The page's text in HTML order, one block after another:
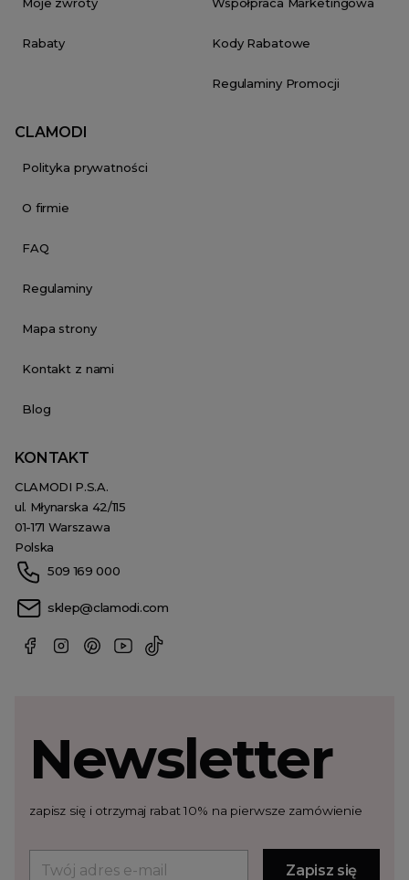
Rabaty Kody Rabatowe
Regulaminy Promocji
CLAMODI
Polityka prywatności
O firmie
FAQ
Regulaminy
Mapa strony
Kontakt z nami
Blog
KONTAKT
CLAMODI P.S.A.
ul. Młynarska 42/115
01-171 Warszawa
Polska
509 169 000
sklep@clamodi.com
Newsletter
zapisz się i otrzymaj rabat 10% na pierwsze zamówienie